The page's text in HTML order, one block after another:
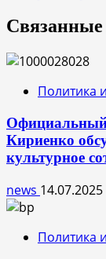
Связанные
Политика
Официальный
Кириенко
культурное
news 14.07.2025
Политика